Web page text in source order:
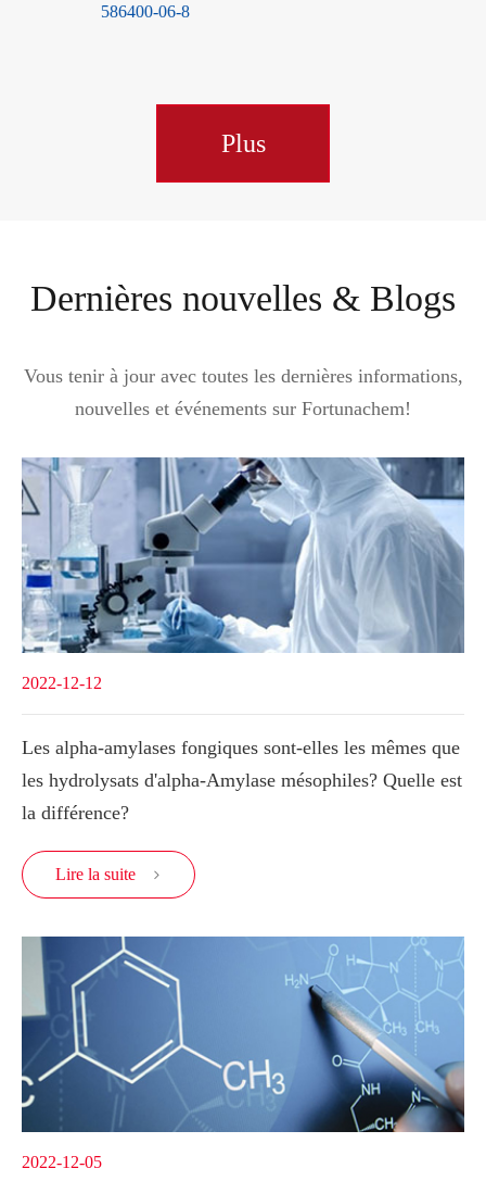
586400-06-8
Plus
Dernières nouvelles & Blogs
Vous tenir à jour avec toutes les dernières informations,
nouvelles et événements sur Fortunachem!
2022-12-12
Les alpha-amylases fongiques sont-elles les mêmes que
les hydrolysats d'alpha-Amylase mésophiles? Quelle est
la différence?
Lire la suite 
2022-12-05